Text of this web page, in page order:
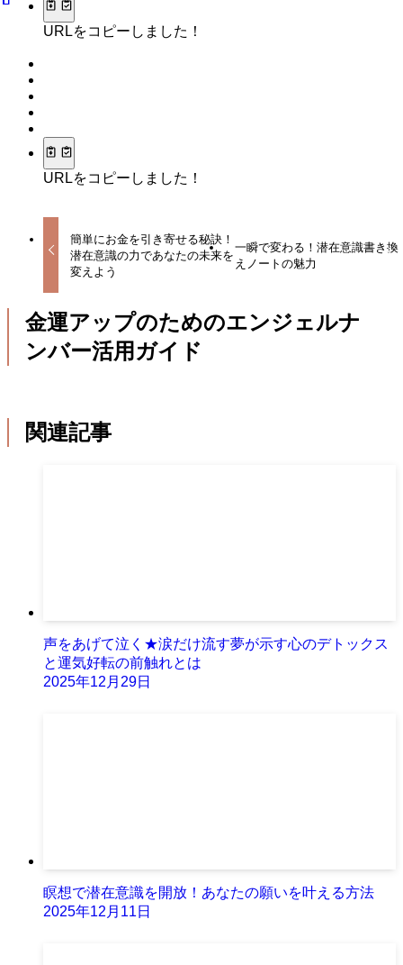
URLをコピーしました！
URLをコピーしました！
簡単にお金を引き寄せる秘訣！
潜在意識の力であなたの未来を
変えよう
一瞬で変わる！潜在意識書き換
えノートの魅力
金運アップのためのエンジェルナ
ンバー活用ガイド
関連記事
声をあげて泣く★涙だけ流す夢が示す心のデトックス
と運気好転の前触れとは
2025年12月29日
瞑想で潜在意識を開放！あなたの願いを叶える方法
2025年12月11日